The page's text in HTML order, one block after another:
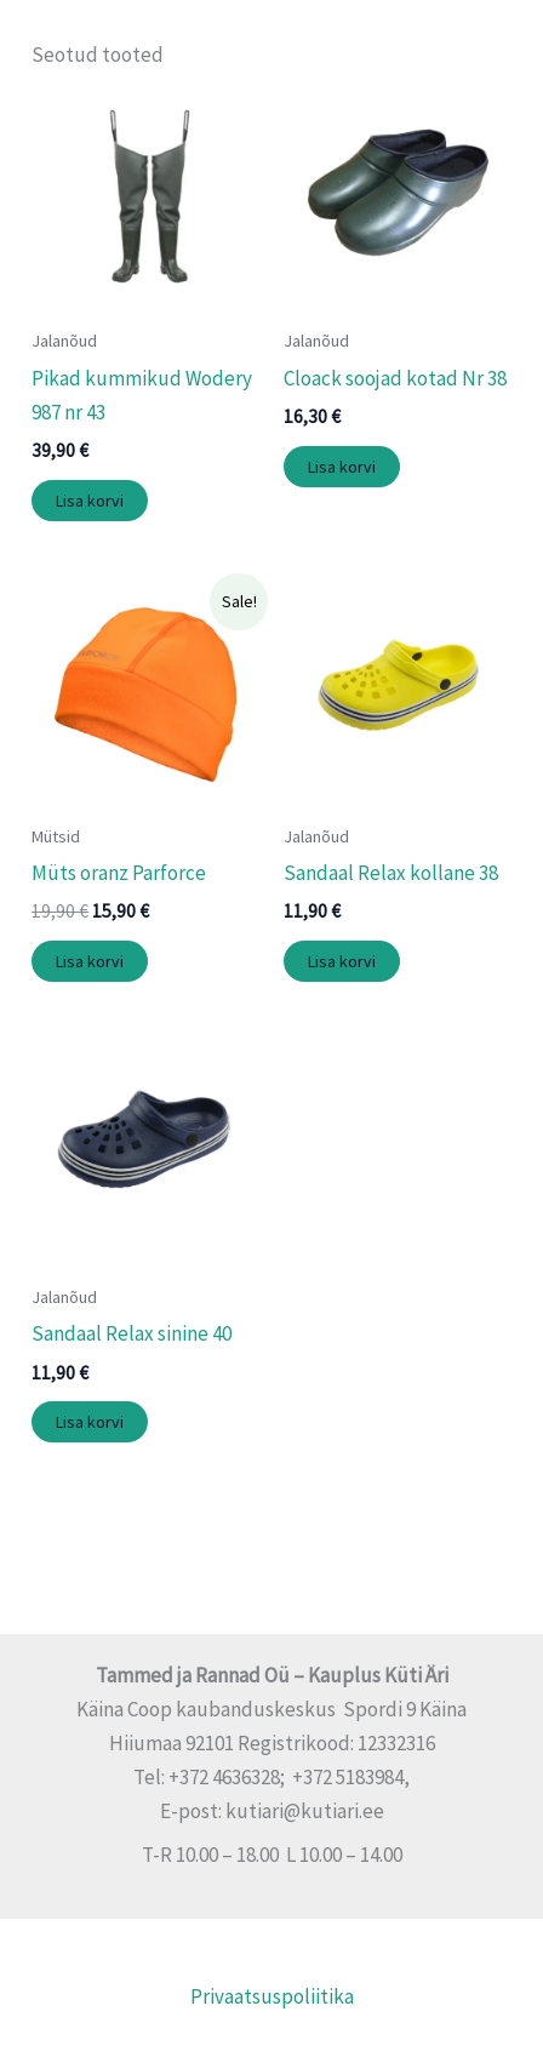
Seotud tooted
Jalanõud
Pikad kummikud Wodery
987 nr 43
39,90€
Lisa korvi
Jalanõud
Cloack soojad kotad Nr 38
16,30€
Lisa korvi
Sale!
Mütsid
Müts oranz Parforce
19,90€
hind
oli:
19,90 €.
15,90€
Praegune
hind
on:
Lisa korvi
Jalanõud
Sandaal Relax kollane 38
11,90€
Lisa korvi
Jalanõud
Sandaal Relax sinine 40
11,90€
Lisa korvi
Tammed ja Rannad Oü – Kauplus Küti Äri
Käina Coop kaubanduskeskus Spordi 9 Käina
Hiiumaa 92101 Registrikood: 12332316
Tel: +372 4636328; +372 5183984,
E-post: kutiari@kutiari.ee
T-R 10.00 – 18.00 L 10.00 – 14.00
Privaatsuspoliitika